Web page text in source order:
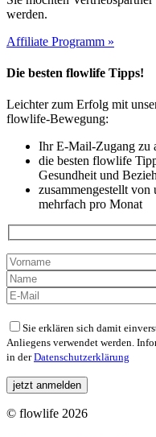
werden.
Affiliate Programm »
Die besten flowlife Tipps!
Leichter zum Erfolg mit
flowlife-Bewegung:
Ihr E-Mail-Zugang zu
die besten flowlife
Gesundheit und
zusammengestellt
mehrfach pro Monat
Bitte
lasse
dieses
leer.
Sie erklären sich damit
Anliegens verwendet werden.
in derDatenschutzerklärung
© flowlife 2026